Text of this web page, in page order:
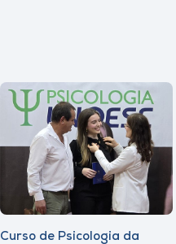
Curso de Psicologia da